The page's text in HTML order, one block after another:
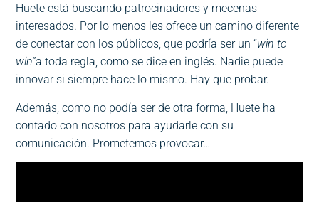
Huete está buscando patrocinadores y mecenas
interesados. Por lo menos les ofrece un camino diferente
de conectar con los públicos, que podría ser un “win to
win”a toda regla, como se dice en inglés. Nadie puede
innovar si siempre hace lo mismo. Hay que probar.
Además, como no podía ser de otra forma, Huete ha
contado con nosotros para ayudarle con su
comunicación. Prometemos provocar…